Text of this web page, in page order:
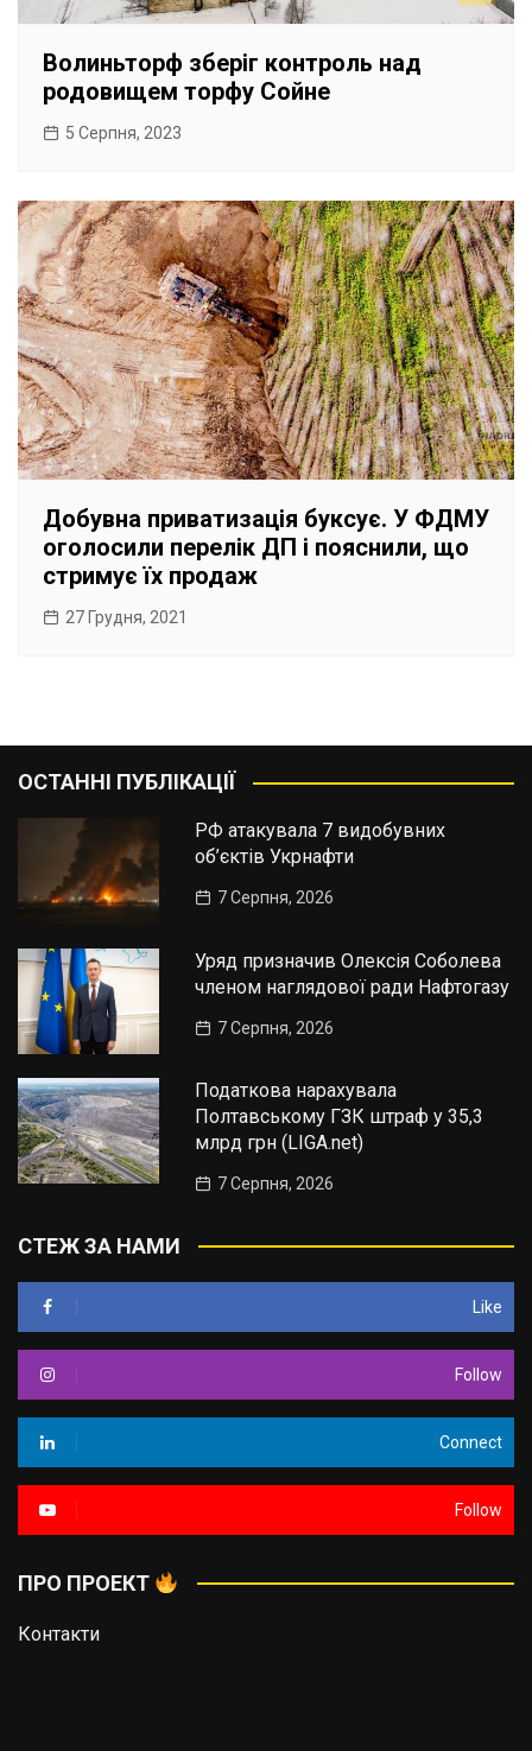
Волиньторф зберіг контроль над
родовищем торфу Сойне
5 Серпня, 2023
Добувна приватизація буксує. У ФДМУ
оголосили перелік ДП і пояснили, що
стримує їх продаж
27 Грудня, 2021
ОСТАННІ ПУБЛІКАЦІЇ
РФ атакувала 7 видобувних
об’єктів Укрнафти
7 Серпня, 2026
Уряд призначив Олексія Соболева
членом наглядової ради Нафтогазу
7 Серпня, 2026
Податкова нарахувала
Полтавському ГЗК штраф у 35,3
млрд грн (LIGA.net)
7 Серпня, 2026
СТЕЖ ЗА НАМИ
Like
Follow
Connect
Follow
ПРО ПРОЕКТ
Контакти